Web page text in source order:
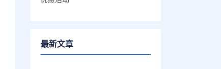
最新文章